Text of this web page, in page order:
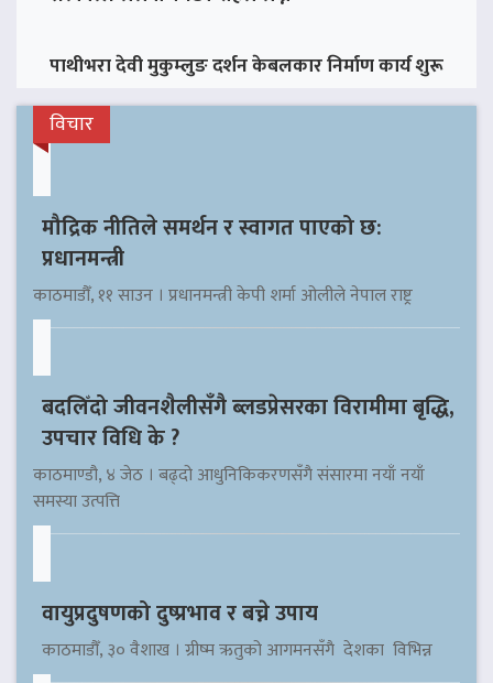
पाथीभरा देवी मुकुम्लुङ दर्शन केबलकार निर्माण कार्य शुरू
विचार
मौद्रिक नीतिले समर्थन र स्वागत पाएको छ:
प्रधानमन्त्री
काठमाडौँ, ११ साउन । प्रधानमन्त्री केपी शर्मा ओलीले नेपाल राष्ट्र
बदलिँदो जीवनशैलीसँगै ब्लडप्रेसरका विरामीमा बृद्धि,
उपचार विधि के ?
काठमाण्डौ, ४ जेठ । बढ्दो आधुनिकिकरणसँगै संसारमा नयाँ नयाँ
समस्या उत्पत्ति
वायुप्रदुषणको दुष्प्रभाव र बच्ने उपाय
काठमाडौँ, ३० वैशाख । ग्रीष्म ऋतुको आगमनसँगै देशका विभिन्न